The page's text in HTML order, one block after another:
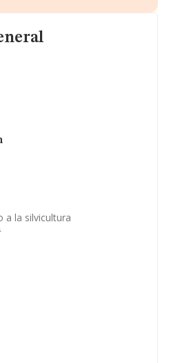
a la silvicultura
complementaria.